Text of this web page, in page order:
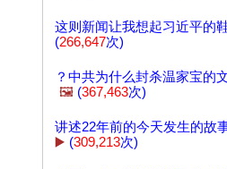
这则新闻让我想起习近平的
(266,647次)
？中共为什么封杀温家宝的
🖼️ (367,463次)
讲述22年前的今天发生的故
▶️ (309,213次)